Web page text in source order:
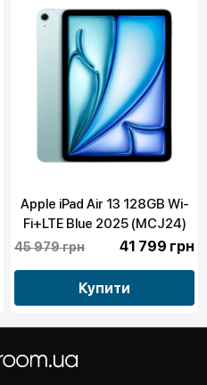
Apple iPad Air 13 128GB Wi-
Fi+LTE Blue 2025 (MCJ24)
45 979 грн 41 799 грн
Купити